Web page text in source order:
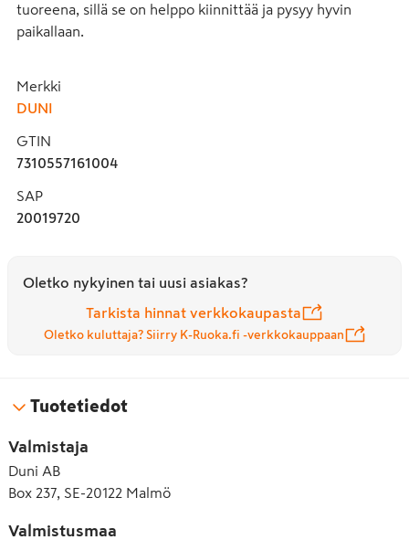
tuoreena, sillä se on helppo kiinnittää ja pysyy hyvin
paikallaan.
Merkki
DUNI
GTIN
7310557161004
SAP
20019720
Oletko nykyinen tai uusi asiakas?
Tarkista hinnat verkkokaupasta
Oletko kuluttaja? Siirry K-Ruoka.fi -verkkokauppaan
Tuotetiedot
Valmistaja
Duni AB
Box 237, SE-20122 Malmö
Valmistusmaa